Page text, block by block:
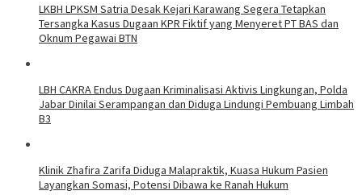
LKBH LPKSM Satria Desak Kejari Karawang Segera Tetapkan
Tersangka Kasus Dugaan KPR Fiktif yang Menyeret PT BAS dan
Oknum Pegawai BTN
LBH CAKRA Endus Dugaan Kriminalisasi Aktivis Lingkungan, Polda
Jabar Dinilai Serampangan dan Diduga Lindungi Pembuang Limbah
B3
Klinik Zhafira Zarifa Diduga Malapraktik, Kuasa Hukum Pasien
Layangkan Somasi, Potensi Dibawa ke Ranah Hukum